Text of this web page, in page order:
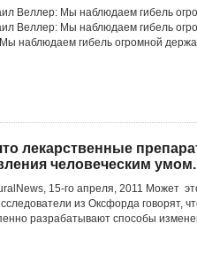
Веллер: Мы наблюдаем гибель
Веллер: Мы наблюдаем гибель
наблюдаем гибель огромной
лекарственные
человеческим умом.
15-го апреля, 2011 Можeт
из Оксфорда говорят,
разрабатывают способы